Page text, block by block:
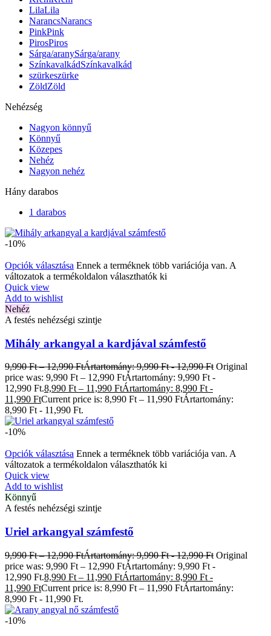
LilaLila
NarancsNarancs
PinkPink
PirosPiros
Sárga/aranySárga/arany
SzínkavalkádSzínkavalkád
szürkeszürke
ZöldZöld
Nehézség
Nagyon könnyű
Könnyű
Közepes
Nehéz
Nagyon nehéz
Hány darabos
1 darabos
-10%
Opciók választása Ennek a terméknek több variációja van. A
változatok a termékoldalon választhatók ki
Quick view
Add to wishlist
Nehéz
A festés nehézségi szintje
Mihály arkangyal a kardjával számfestő
9,990Ft – 12,990FtÁrtartomány: 9,990 Ft - 12,990 Ft Original
price was: 9,990 Ft – 12,990 FtÁrtartomány: 9,990 Ft -
12,990 Ft.8,990 Ft – 11,990 FtÁrtartomány: 8,990 Ft -
11,990 FtCurrent price is: 8,990 Ft – 11,990 FtÁrtartomány:
8,990 Ft - 11,990 Ft.
-10%
Opciók választása Ennek a terméknek több variációja van. A
változatok a termékoldalon választhatók ki
Quick view
Add to wishlist
Könnyű
A festés nehézségi szintje
Uriel arkangyal számfestő
9,990Ft – 12,990FtÁrtartomány: 9,990 Ft - 12,990 Ft Original
price was: 9,990 Ft – 12,990 FtÁrtartomány: 9,990 Ft -
12,990 Ft.8,990 Ft – 11,990 FtÁrtartomány: 8,990 Ft -
11,990 FtCurrent price is: 8,990 Ft – 11,990 FtÁrtartomány:
8,990 Ft - 11,990 Ft.
-10%